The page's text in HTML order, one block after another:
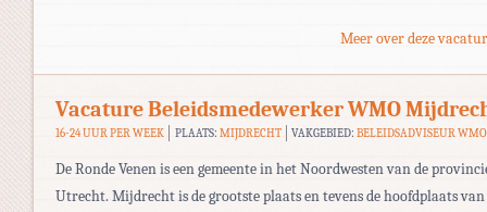
Meer over deze
Vacature Beleidsmedewerker WMO
16-24 UUR PER WEEK PLAATS: MIJDRECHT VAKGEBIED:BELEIDSADVISEUR WMO
De Ronde Venen is een gemeente in het Noordwesten van de
Utrecht. Mijdrecht is de grootste plaats en tevens de hoofdplaats van